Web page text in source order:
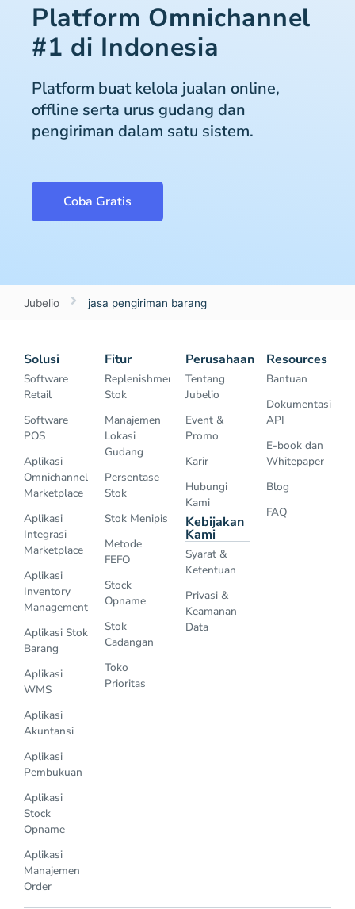
Platform Omnichannel
#1 di Indonesia
Platform buat kelola jualan online,
offline serta urus gudang dan
pengiriman dalam satu sistem.
Coba Gratis
Jubelio jasa pengiriman barang
Solusi
Software
Retail
Software
POS
Aplikasi
Omnichannel
Marketplace
Aplikasi
Integrasi
Marketplace
Aplikasi
Inventory
Management
Aplikasi Stok
Barang
Aplikasi
WMS
Aplikasi
Akuntansi
Aplikasi
Pembukuan
Aplikasi
Stock
Opname
Aplikasi
Manajemen
Order
Fitur
Replenishment
Stok
Manajemen
Lokasi
Gudang
Persentase
Stok
Stok Menipis
Metode
FEFO
Stock
Opname
Stok
Cadangan
Toko
Prioritas
Perusahaan
Tentang
Jubelio
Event &
Promo
Karir
Hubungi
Kami
Kebijakan
Kami
Syarat &
Ketentuan
Privasi &
Keamanan
Data
Resources
Bantuan
Dokumentasi
API
E-book dan
Whitepaper
Blog
FAQ